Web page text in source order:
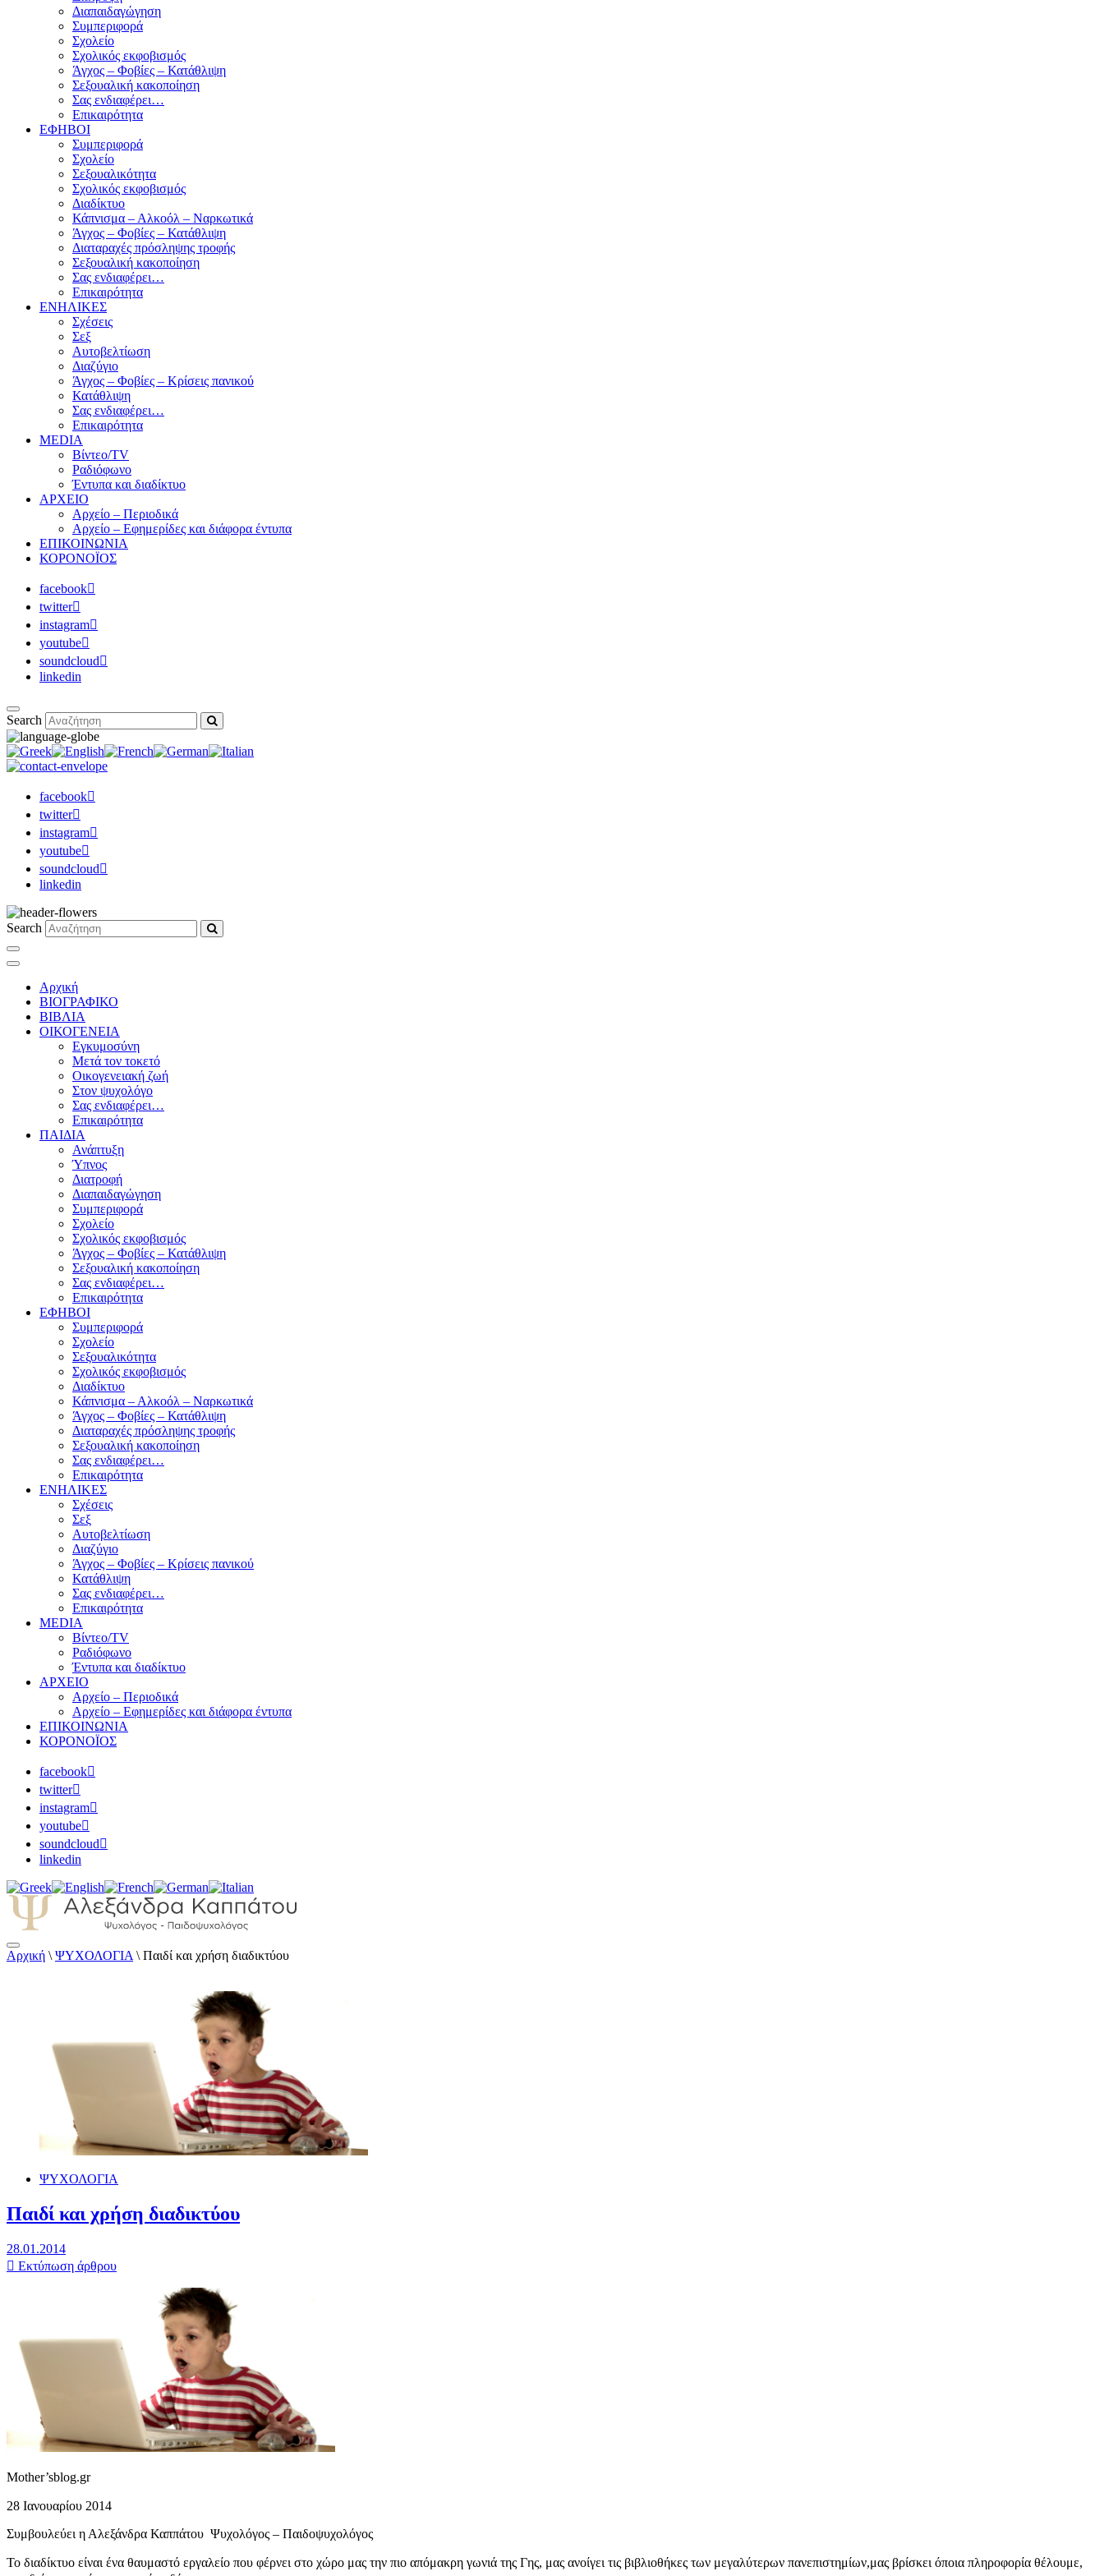
Διαπαιδαγώγηση
Συμπεριφορά
Σχολείο
Σχολικός εκφοβισμός
Άγχος – Φοβίες – Κατάθλιψη
Σεξουαλική κακοποίηση
Σας ενδιαφέρει…
Επικαιρότητα
ΕΦΗΒΟΙ
Συμπεριφορά
Σχολείο
Σεξουαλικότητα
Σχολικός εκφοβισμός
Διαδίκτυο
Κάπνισμα – Αλκοόλ – Ναρκωτικά
Άγχος – Φοβίες – Κατάθλιψη
Διαταραχές πρόσληψης τροφής
Σεξουαλική κακοποίηση
Σας ενδιαφέρει…
Επικαιρότητα
ΕΝΗΛΙΚΕΣ
Σχέσεις
Σεξ
Αυτοβελτίωση
Διαζύγιο
Άγχος – Φοβίες – Κρίσεις πανικού
Κατάθλιψη
Σας ενδιαφέρει…
Επικαιρότητα
MEDIA
Βίντεο/TV
Ραδιόφωνο
Έντυπα και διαδίκτυο
ΑΡΧΕΙΟ
Αρχείο – Περιοδικά
Αρχείο – Εφημερίδες και διάφορα έντυπα
ΕΠΙΚΟΙΝΩΝΙΑ
ΚΟΡΟΝΟΪΟΣ
facebook
twitter
instagram
youtube
soundcloud
linkedin
Search
facebook
twitter
instagram
youtube
soundcloud
linkedin
Search
Αρχική
ΒΙΟΓΡΑΦΙΚΟ
ΒΙΒΛΙΑ
ΟΙΚΟΓΕΝΕΙΑ
Εγκυμοσύνη
Μετά τον τοκετό
Οικογενειακή ζωή
Στον ψυχολόγο
Σας ενδιαφέρει…
Επικαιρότητα
ΠΑΙΔΙΑ
Ανάπτυξη
Ύπνος
Διατροφή
Διαπαιδαγώγηση
Συμπεριφορά
Σχολείο
Σχολικός εκφοβισμός
Άγχος – Φοβίες – Κατάθλιψη
Σεξουαλική κακοποίηση
Σας ενδιαφέρει…
Επικαιρότητα
ΕΦΗΒΟΙ
Συμπεριφορά
Σχολείο
Σεξουαλικότητα
Σχολικός εκφοβισμός
Διαδίκτυο
Κάπνισμα – Αλκοόλ – Ναρκωτικά
Άγχος – Φοβίες – Κατάθλιψη
Διαταραχές πρόσληψης τροφής
Σεξουαλική κακοποίηση
Σας ενδιαφέρει…
Επικαιρότητα
ΕΝΗΛΙΚΕΣ
Σχέσεις
Σεξ
Αυτοβελτίωση
Διαζύγιο
Άγχος – Φοβίες – Κρίσεις πανικού
Κατάθλιψη
Σας ενδιαφέρει…
Επικαιρότητα
MEDIA
Βίντεο/TV
Ραδιόφωνο
Έντυπα και διαδίκτυο
ΑΡΧΕΙΟ
Αρχείο – Περιοδικά
Αρχείο – Εφημερίδες και διάφορα έντυπα
ΕΠΙΚΟΙΝΩΝΙΑ
ΚΟΡΟΝΟΪΟΣ
facebook
twitter
instagram
youtube
soundcloud
linkedin
Αλεξάνδρα Καππάτου Ψυχολόγος – Παιδοψυχολόγος
Αρχική \ ΨΥΧΟΛΟΓΙΑ \ Παιδί και χρήση διαδικτύου
ΨΥΧΟΛΟΓΙΑ
Παιδί και χρήση διαδικτύου
28.01.2014
Εκτύπωση άρθρου
Mother’sblog.gr
28 Ιανουαρίου 2014
Συμβουλεύει η Αλεξάνδρα Καππάτου Ψυχολόγος – Παιδοψυχολόγος
Το διαδίκτυο είναι ένα θαυμαστό εργαλείο που φέρνει στο χώρο μας την πιο απόμακρη γωνιά της Γης, μας ανοίγει τις βιβλιοθήκες των μεγαλύτερων πανεπιστημίων,μας βρίσκει όποια πληροφορία θέλουμε,